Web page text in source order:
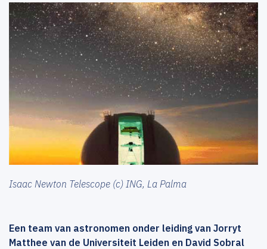
Isaac Newton Telescope (c) ING, La Palma
Een team van astronomen onder leiding van Jorryt
Matthee van de Universiteit Leiden en David Sobral